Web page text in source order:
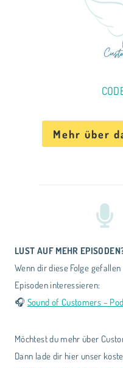
Mehr über
LUST AUF MEHR
Wenn dir diese Folge
Episoden interessieren:
🎧 Sound of Customers –
Möchtest du mehr über
Dann lade dir hier unser